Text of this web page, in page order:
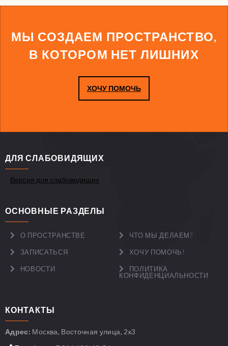
МЫ СОЗДАЕМ ПРОСТРАНСТВО,
В КОТОРОМ НЕТ ЛИШНИХ
ХОЧУ ПОМОЧЬ
ДЛЯ СЛАБОВИДЯЩИХ
Версия для слабовидящих
ОСНОВНЫЕ РАЗДЕЛЫ
О ПРОСТРАНСТВЕ ЧТО МЫ ДЕЛАЕМ?
ЗАПИСАТЬСЯ ХОЧУ ПОМОЧЬ!
НОВОСТИ
ПОЛИТИКА
КОНФИДЕНЦИАЛЬНОСТИ
КОНТАКТЫ
Адрес: Москва, Восточная улица, 2к3